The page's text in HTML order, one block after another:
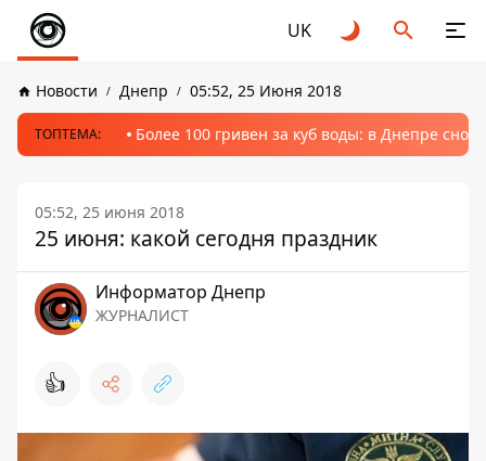
UK
Новости Днепр 05:52, 25 Июня 2018
ТОПТЕМА: Более 100 гривен за куб воды: в Днепре
05:52, 25 июня 2018
25 июня: какой сегодня праздник
Информатор Днепр
ЖУРНАЛИСТ
👍